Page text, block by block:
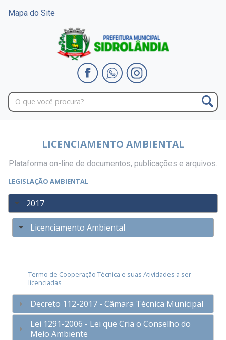
Mapa do Site
LICENCIAMENTO AMBIENTAL
Plataforma on-line de documentos, publicações e arquivos.
LEGISLAÇÃO AMBIENTAL
2017
Licenciamento Ambiental
Termo de Cooperação Técnica e suas Atividades a ser
licenciadas
Decreto 112-2017 - Câmara Técnica Municipal
Lei 1291-2006 - Lei que Cria o Conselho do
Meio Ambiente